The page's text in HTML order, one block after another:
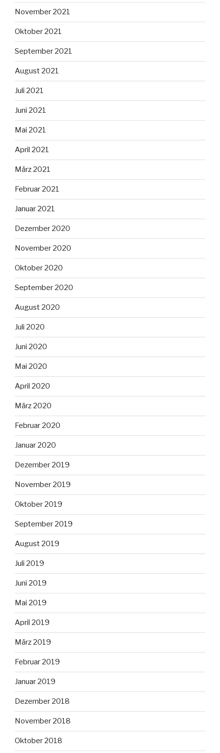
November 2021
Oktober 2021
September 2021
August 2021
Juli 2021
Juni 2021
Mai 2021
April 2021
März 2021
Februar 2021
Januar 2021
Dezember 2020
November 2020
Oktober 2020
September 2020
August 2020
Juli 2020
Juni 2020
Mai 2020
April 2020
März 2020
Februar 2020
Januar 2020
Dezember 2019
November 2019
Oktober 2019
September 2019
August 2019
Juli 2019
Juni 2019
Mai 2019
April 2019
März 2019
Februar 2019
Januar 2019
Dezember 2018
November 2018
Oktober 2018